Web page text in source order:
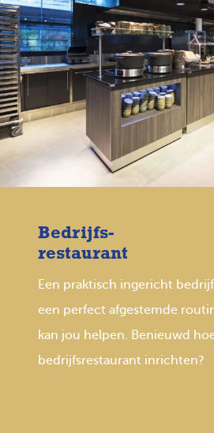
Bedrijfs-
restaurant
Een praktisch ingericht
een perfect afgestemde
kan jou helpen. Benieuwd
bedrijfsrestaurant inrichten?